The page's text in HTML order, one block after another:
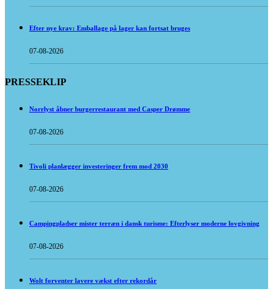
Efter nye krav: Emballage på lager kan fortsat bruges
07-08-2026
PRESSEKLIP
Norrlyst åbner burgerrestaurant med Casper Drømme
07-08-2026
Tivoli planlægger investeringer frem mod 2030
07-08-2026
Campingpladser mister terræn i dansk turisme: Efterlyser moderne lovgivning
07-08-2026
Wolt forventer lavere vækst efter rekordår